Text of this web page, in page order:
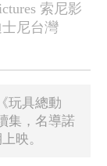
索尼影
士尼台灣
玩具總動
集，名導諾
映。